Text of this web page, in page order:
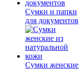
Сумки и папки
для документов
Сумки женские